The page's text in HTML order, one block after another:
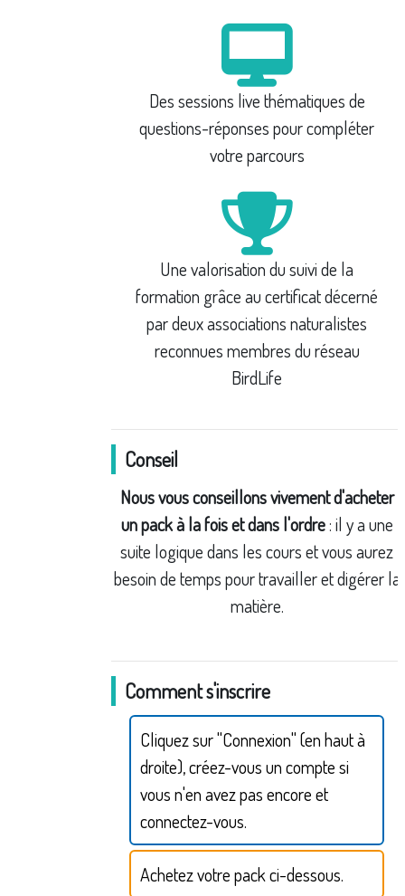
Des sessions live thématiques de
questions-réponses pour compléter
votre parcours
Une valorisation du suivi de la
formation grâce au certificat décerné
par deux associations naturalistes
reconnues membres du réseau
BirdLife
Conseil
Nous vous conseillons vivement d'acheter
un pack à la foiset dans l'ordre: il y a une
suite logique dans les cours et vous aurez
besoin de temps pour travailler et digérer la
matière.
Comment s'inscrire
Cliquez sur "Connexion" (en haut à
droite), créez-vous un compte si
vous n'en avez pas encore et
connectez-vous.
Achetez votre pack ci-dessous.